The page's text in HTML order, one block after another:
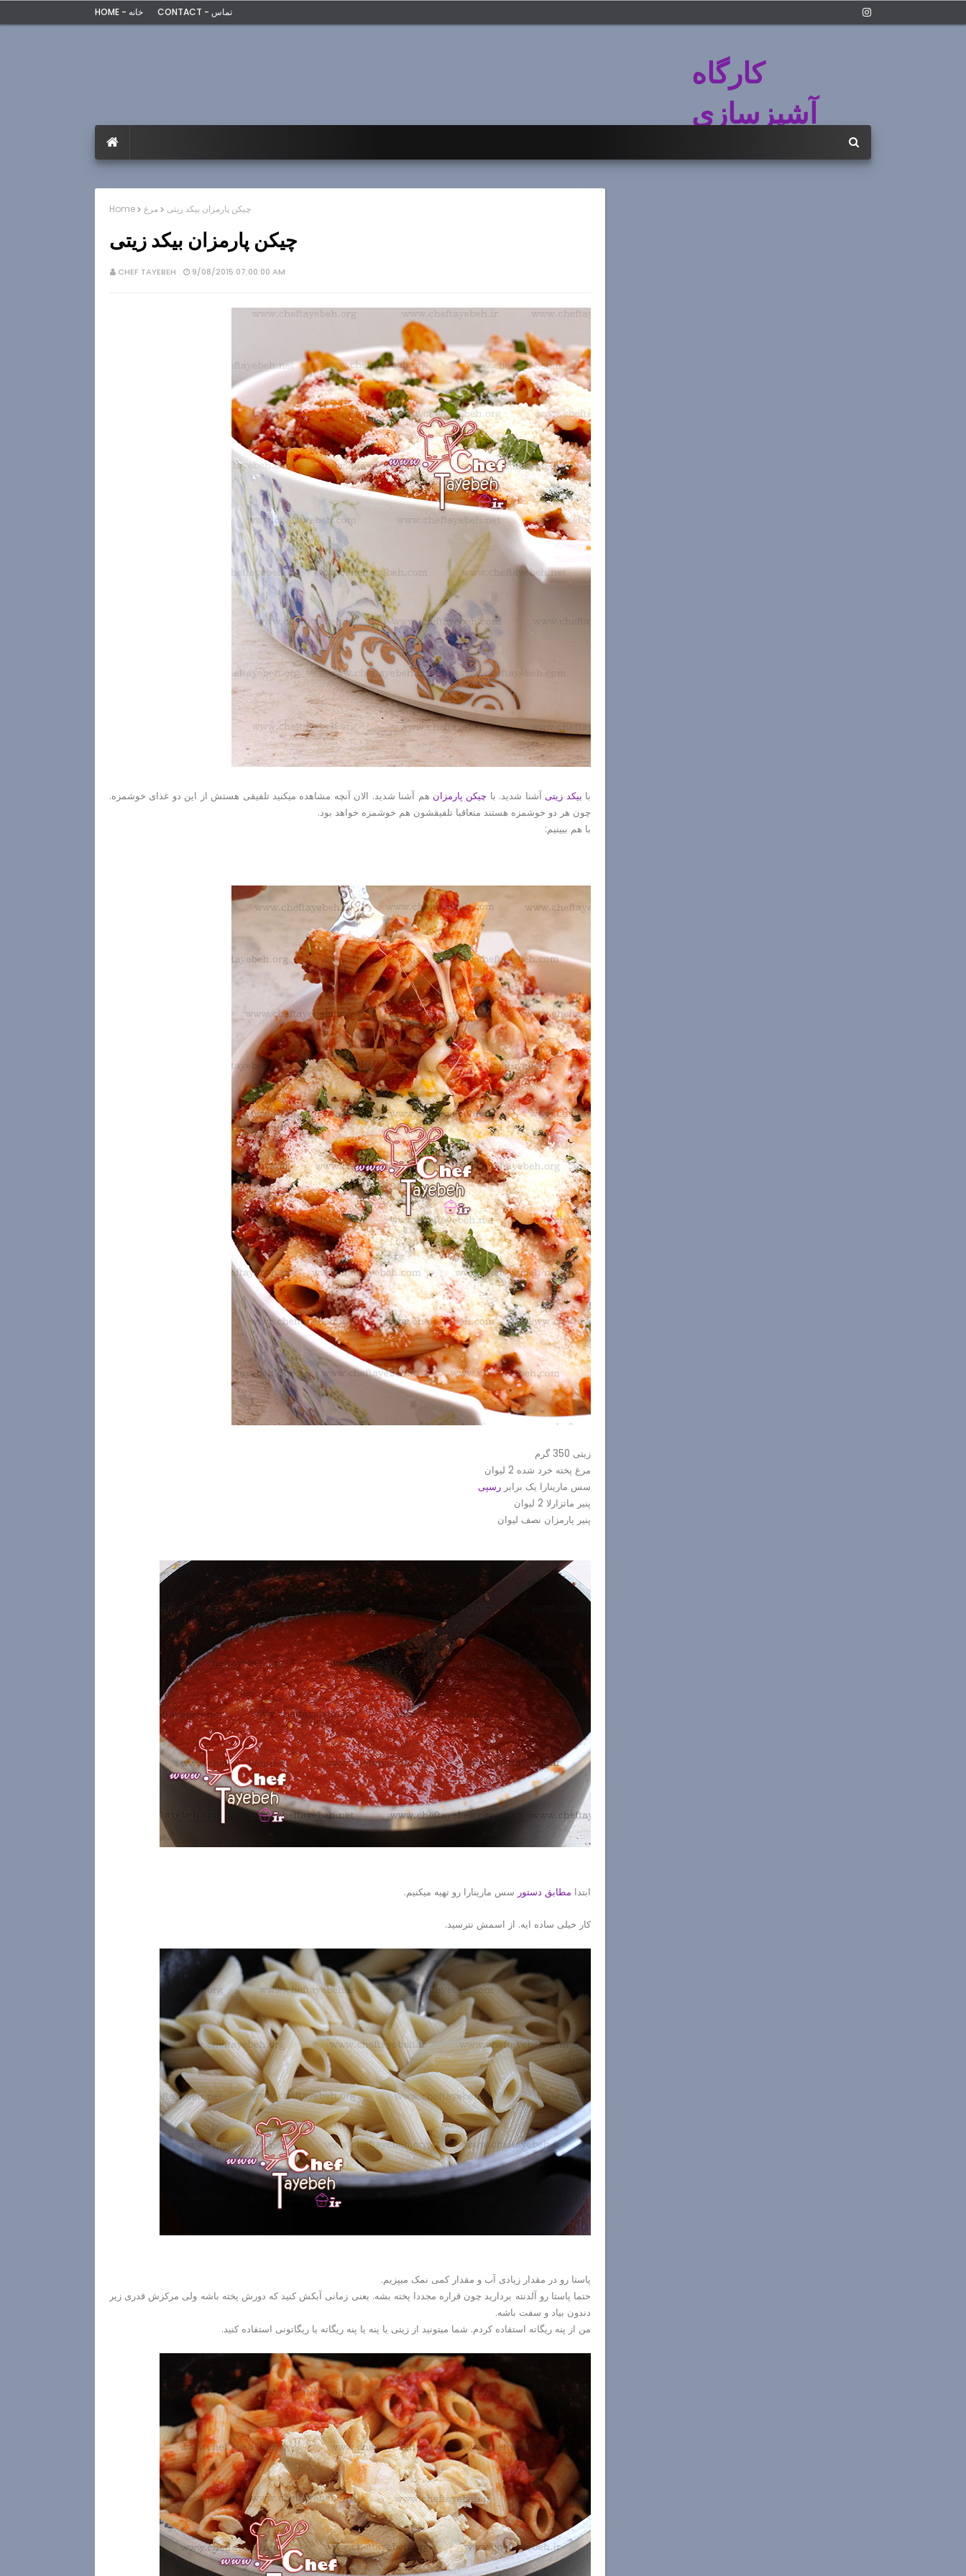
HOME - خانه CONTACT - تماس
کارگاه
آشپزسازی
Home مرغ چیکن پارمزان بیکد زیتی
چیکن پارمزان بیکد زیتی
CHEF TAYEBEH 9/08/2015 07:00:00 AM
با بیکد زیتیآشنا شدید. با چیکن پارمزان هم آشنا شدید. الان آنچه مشاهده میکنید تلفیقی هستش از این دو غذای خوشمزه.
چون هر دو خوشمزه هستند متعاقبا تلفیقشون هم خوشمزه خواهد بود.
با هم ببینیم:
زیتی 350 گرم
مرغ پخته خرد شده 2 لیوان
سس مارینارا یک برابر رسپی
پنیر ماتزارلا 2 لیوان
پنیر پارمزان نصف لیوان
ابتدا مطابق دستور سس مارینارا رو تهیه میکنیم.
کار خیلی ساده ایه. از اسمش نترسید.
پاستا رو در مقدار زیادی آب و مقدار کمی نمک میپزیم.
حتما پاستا رو آلدنته بردارید چون قراره مجددا پخته بشه. یعنی زمانی آبکش کنید که دورش پخته باشه ولی مرکزش قدری زیر
دندون بیاد و سفت باشه.
من از پنه ریگاته استفاده کردم. شما میتونید از زیتی یا پنه یا پنه ریگاته یا ریگاتونی استفاده کنید.